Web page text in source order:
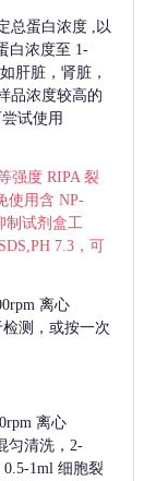
总蛋白浓度
,以
白浓度至 1-
肝脏，肾脏，
品浓度较高的
试使用
强度 RIPA 裂
使用含 NP-
制试剂盒工
7.3，可
离心
测，或按一次
离心
匀清洗，2-
0.5-1ml 细胞裂